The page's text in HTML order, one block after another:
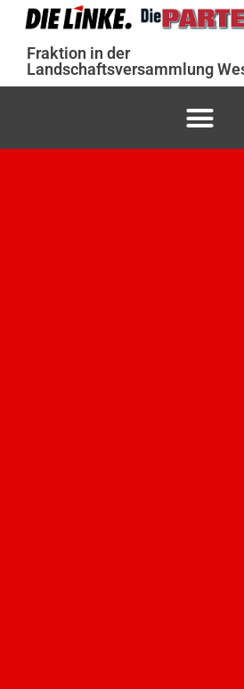
Fraktion in der
Landschaftsversammlung